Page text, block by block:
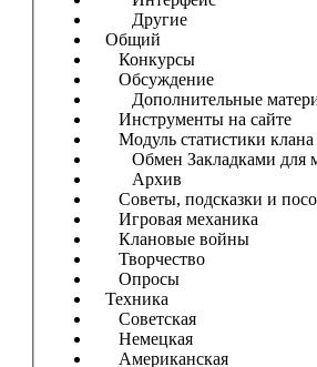
Другие
Общий
Конкурсы
Обсуждение
Дополнительные
Инструменты на сайте
Модуль статистики клана
Обмен Закладками для
Архив
Советы, подсказки и
Игровая механика
Клановые войны
Творчество
Опросы
Техника
Советская
Немецкая
Американская